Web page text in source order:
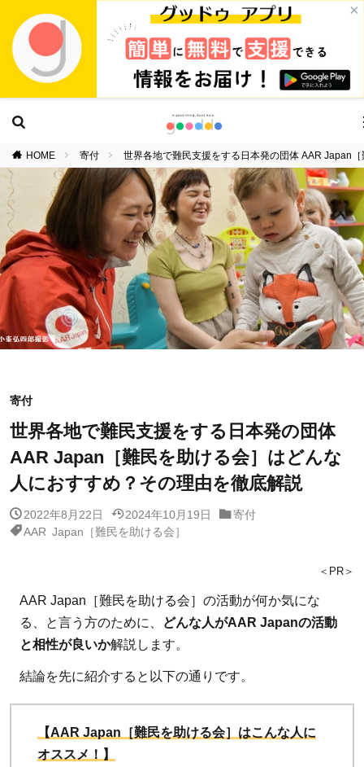
×
HOME 寄付 世界各地で難民支援をする日本発の団体 AAR Japan
寄付
世界各地で難民支援をする日本発の団体
AAR Japan［難民を助ける会］はどんな
人におすすめ？その理由を徹底解説
2022年8月22日 2024年10月19日
寄付
AAR Japan［難民を助ける会］
＜PR＞
AAR Japan［難民を助ける会］の活動が何か気にな
る、と言う方のために、
どんな人がAAR Japanの活動
と相性が良いか解説します。
結論を先に紹介すると以下の通りです。
【AAR Japan［難民を助ける会］はこんな人に
オススメ！】